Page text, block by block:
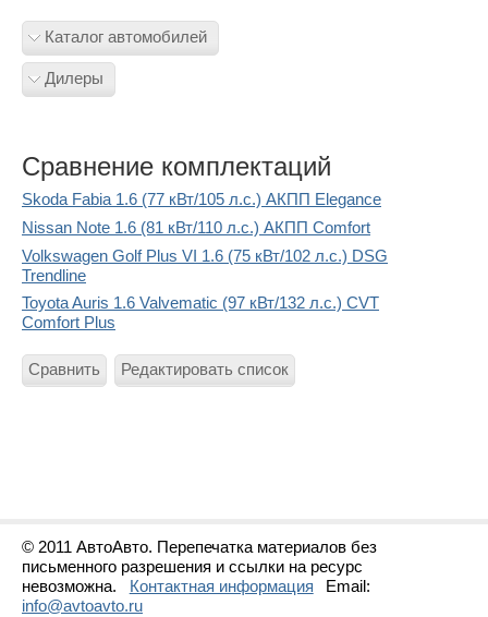
Каталог автомобилей
Дилеры
Сравнение комплектаций
Skoda Fabia 1.6 (77 кВт/105 л.с.) АКПП Elegance
Nissan Note 1.6 (81 кВт/110 л.с.) АКПП Comfort
Volkswagen Golf Plus VI 1.6 (75 кВт/102 л.с.) DSG
Trendline
Toyota Auris 1.6 Valvematic (97 кВт/132 л.с.) CVT
Comfort Plus
Сравнить Редактировать список
© 2011 АвтоАвто. Перепечатка материалов без
письменного разрешения и ссылки на ресурс
невозможна.
Контактная информация
Email:
info@avtoavto.ru